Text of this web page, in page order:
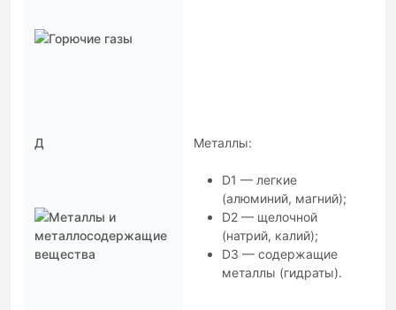
Д Металлы:
D1 — легкие
(алюминий, магний);
D2 — щелочной
(натрий, калий);
D3 — содержащие
металлы (гидраты).